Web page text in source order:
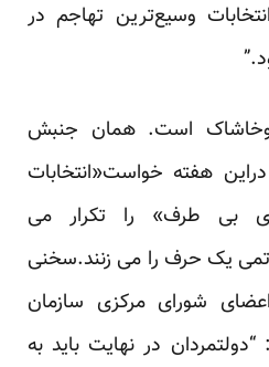
وسیع‌ترین تهاجم در
است. همان جنبش
هفته خواست«انتخابات
بی طرف» را تکرار می
یک حرف را می زنند.سخنی
شورای مرکزی سازمان
در نهایت باید به